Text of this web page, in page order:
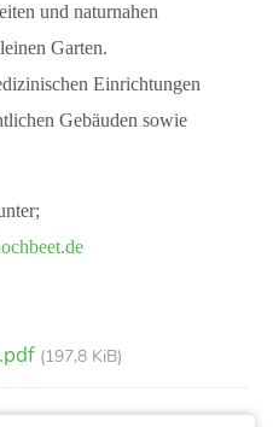
und naturnahen
Garten.
Einrichtungen
Gebäuden sowie
(197,8 KiB)